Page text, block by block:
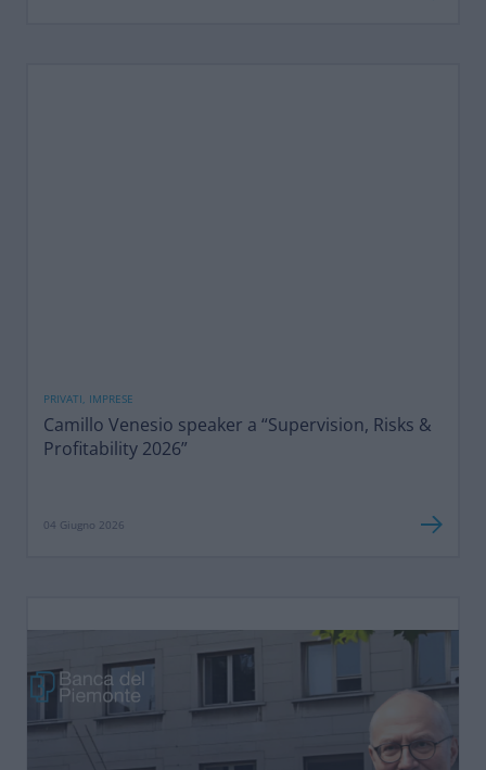
PRIVATI, IMPRESE
Camillo Venesio speaker a “Supervision, Risks &
Profitability 2026”
04 Giugno 2026